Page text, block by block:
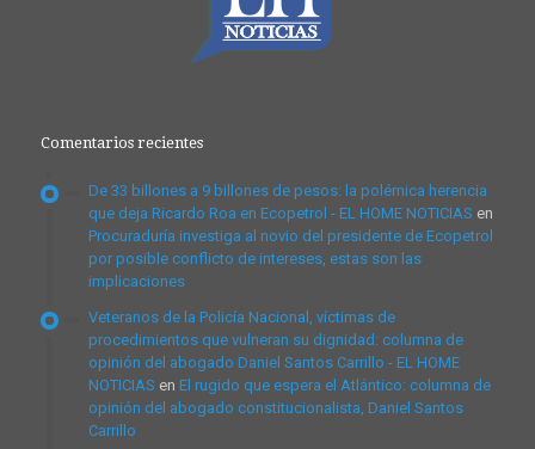
Comentarios recientes
De 33 billones a 9 billones de pesos: la polémica herencia
que deja Ricardo Roa en Ecopetrol - EL HOME NOTICIAS en
Procuraduría investiga al novio del presidente de Ecopetrol
por posible conflicto de intereses, estas son las
implicaciones
Veteranos de la Policía Nacional, víctimas de
procedimientos que vulneran su dignidad: columna de
opinión del abogado Daniel Santos Carrillo - EL HOME
NOTICIAS en El rugido que espera el Atlántico: columna de
opinión del abogado constitucionalista, Daniel Santos
Carrillo